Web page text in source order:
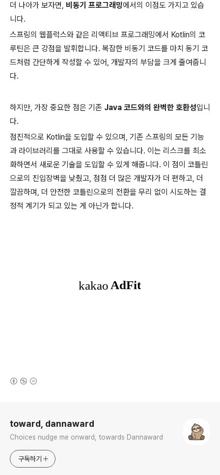
더 나아가 보자면, 비동기 프로그래밍에서의 이점도 가지고 있습
니다.
스프링의 웹플럭스와 같은 리액티브 프로그래밍에서 Kotlin의 코
루틴은 큰 강점을 발휘합니다. 복잡한 비동기 코드를 마치 동기 코
드처럼 간단하게 작성할 수 있어, 개발자의 부담을 크게 줄여줍니
다.
하지만, 가장 중요한 점은 기존 Java 코드와의 완벽한 호환성입니
다.
점진적으로 Kotlin을 도입할 수 있으며, 기존 스프링의 모든 기능
과 라이브러리를 그대로 사용할 수 있습니다. 이는 리스크를 최소
화하면서 새로운 기술을 도입할 수 있게 해줍니다. 이 점이 코틀린
으로의 진입장벽을 낮췄고, 점점 더 많은 개발자가 더 편하고, 더
깔끔하며, 더 안전한 코틀린으로의 전환을 무리 없이 시도하는 결
정적 계기가 되고 있는 게 아닌가 합니다.
toward, dannaward
Choices nudge me onward, towards Dannaward
구독하기